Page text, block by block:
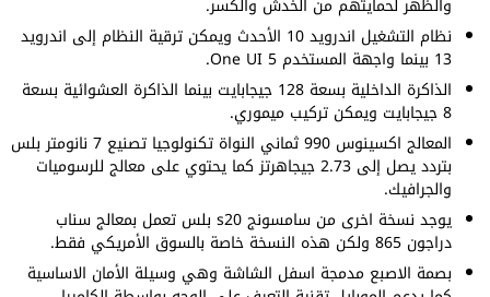
نظام التشغيل اندرويد 10 الأحدث ويمكن ترقية النظام إلى اندرويد
13 بينما واجهة المستخدم One UI 5.
الذاكرة الداخلية بسعة 128 جيجابايت بينما الذاكرة العشوائية بسعة
8 جيجابايت ويمكن تركيب ميموري.
المعالج اكسينوس 990 ثماني النواة تكنولوجيا تصنيع 7 نانومتر بلس
بتردد يصل إلى 2.73 جيجاهرتز كما يحتوي على معالج للرسوميات
والجرافيك.
يوجد نسخة اخرى من سامسونج s20 بلس تعمل بمعالج سناب
دراجون 865 ولكن هذه النسخة خاصة بالسوق الأمريكي فقط.
بصمة الاصبع مدمجة اسفل الشاشة وهي وسيلة الأمان الاساسية